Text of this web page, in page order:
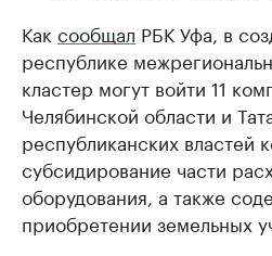
Как сообщал РБК Уфа, в
республике
кластер могут войти 11
Челябинской области и
республиканских властей
субсидирование части
оборудования, а также
приобретении земельных